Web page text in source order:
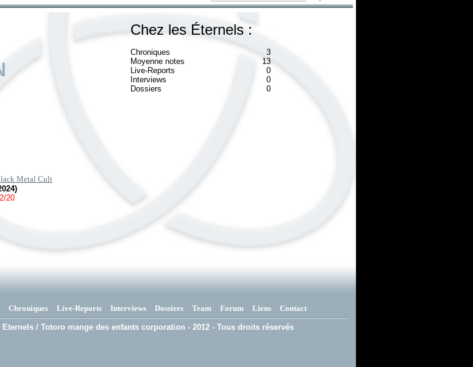
Chez les Éternels :
Chroniques
3
Moyenne notes
13
Live-Reports
0
Interviews
0
Dossiers
0
Metal Cult
20
Chroniques Live-Reports Interviews Dossiers Team Forum Liens Contact
/ Totoro mange des enfants corporation - 2012 - Tous droits réservés